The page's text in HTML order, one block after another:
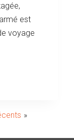
est
voyage